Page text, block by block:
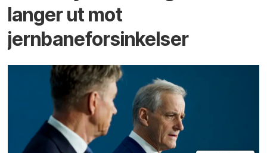
langer ut mot
jernbaneforsinkelser